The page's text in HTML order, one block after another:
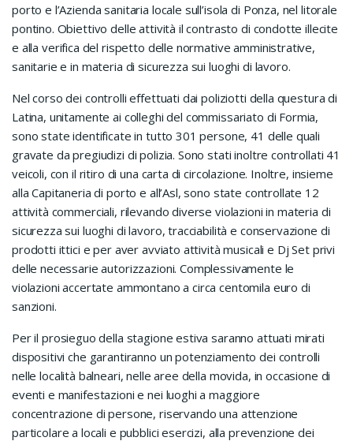
porto e l’Azienda sanitaria locale sull’isola di Ponza, nel litorale
pontino. Obiettivo delle attività il contrasto di condotte illecite
e alla verifica del rispetto delle normative amministrative,
sanitarie e in materia di sicurezza sui luoghi di lavoro.
Nel corso dei controlli effettuati dai poliziotti della questura di
Latina, unitamente ai colleghi del commissariato di Formia,
sono state identificate in tutto 301 persone, 41 delle quali
gravate da pregiudizi di polizia. Sono stati inoltre controllati 41
veicoli, con il ritiro di una carta di circolazione. Inoltre, insieme
alla Capitaneria di porto e all’Asl, sono state controllate 12
attività commerciali, rilevando diverse violazioni in materia di
sicurezza sui luoghi di lavoro, tracciabilità e conservazione di
prodotti ittici e per aver avviato attività musicali e Dj Set privi
delle necessarie autorizzazioni. Complessivamente le
violazioni accertate ammontano a circa centomila euro di
sanzioni.
Per il prosieguo della stagione estiva saranno attuati mirati
dispositivi che garantiranno un potenziamento dei controlli
nelle località balneari, nelle aree della movida, in occasione di
eventi e manifestazioni e nei luoghi a maggiore
concentrazione di persone, riservando una attenzione
particolare a locali e pubblici esercizi, alla prevenzione dei